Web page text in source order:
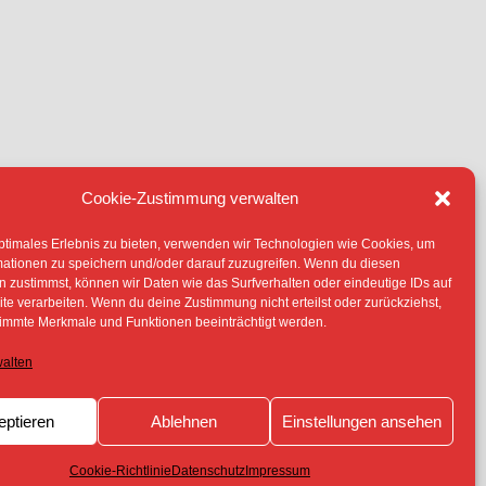
Cookie-Zustimmung verwalten
Erlebnis zu bieten, verwenden wir Technologien wie Cookies, um
zu speichern und/oder darauf zuzugreifen. Wenn du diesen
zustimmst, können wir Daten wie das Surfverhalten oder eindeutige IDs auf
verarbeiten. Wenn du deine Zustimmung nicht erteilst oder zurückziehst,
Merkmale und Funktionen beeinträchtigt werden.
Ablehnen Einstellungen ansehen
Cookie-Richtlinie DatenschutzImpressum
(EU)
-SOFERN NICHT ANDERS
DER RECHTEINHABER